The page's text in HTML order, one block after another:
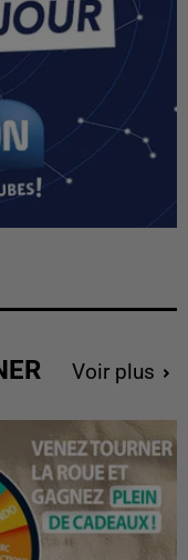
Voir plus